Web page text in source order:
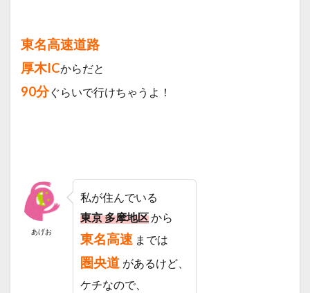
1.1.4
設営・
キャン
プ
1.1.5
1.2
湯の
国会
お風呂
東名高速道路
厚木ICからだと
90分ぐらいで行けちゃうよ！
あげお
私が住んでいる
東京 多摩地区から
東名高速 までは
圏央道 があるけど、
ケチなので、